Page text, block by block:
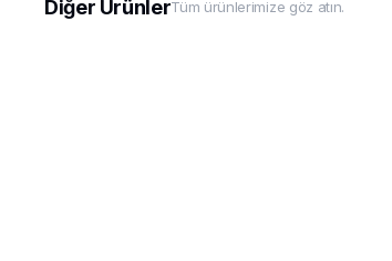
Diğer ÜrünlerTüm ürünlerimize göz atın.